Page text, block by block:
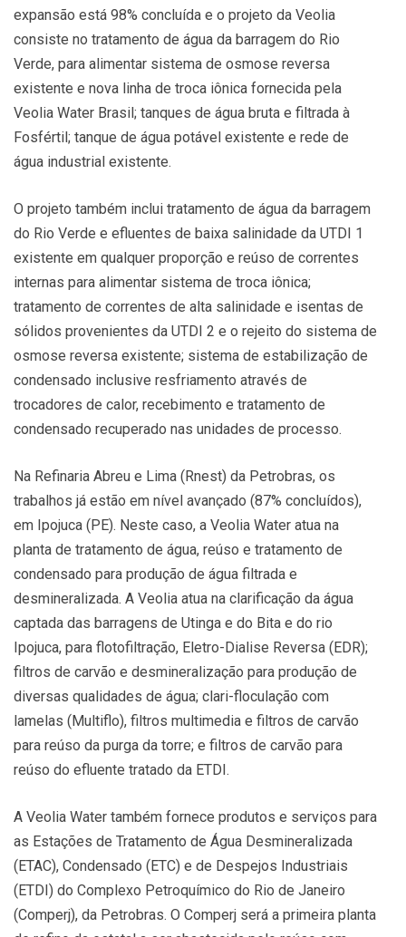
expansão está 98% concluída e o projeto da Veolia
consiste no tratamento de água da barragem do Rio
Verde, para alimentar sistema de osmose reversa
existente e nova linha de troca iônica fornecida pela
Veolia Water Brasil; tanques de água bruta e filtrada à
Fosfértil; tanque de água potável existente e rede de
água industrial existente.
O projeto também inclui tratamento de água da barragem
do Rio Verde e efluentes de baixa salinidade da UTDI 1
existente em qualquer proporção e reúso de correntes
internas para alimentar sistema de troca iônica;
tratamento de correntes de alta salinidade e isentas de
sólidos provenientes da UTDI 2 e o rejeito do sistema de
osmose reversa existente; sistema de estabilização de
condensado inclusive resfriamento através de
trocadores de calor, recebimento e tratamento de
condensado recuperado nas unidades de processo.
Na Refinaria Abreu e Lima (Rnest) da Petrobras, os
trabalhos já estão em nível avançado (87% concluídos),
em Ipojuca (PE). Neste caso, a Veolia Water atua na
planta de tratamento de água, reúso e tratamento de
condensado para produção de água filtrada e
desmineralizada. A Veolia atua na clarificação da água
captada das barragens de Utinga e do Bita e do rio
Ipojuca, para flotofiltração, Eletro-Dialise Reversa (EDR);
filtros de carvão e desmineralização para produção de
diversas qualidades de água; clari-floculação com
lamelas (Multiflo), filtros multimedia e filtros de carvão
para reúso da purga da torre; e filtros de carvão para
reúso do efluente tratado da ETDI.
A Veolia Water também fornece produtos e serviços para
as Estações de Tratamento de Água Desmineralizada
(ETAC), Condensado (ETC) e de Despejos Industriais
(ETDI) do Complexo Petroquímico do Rio de Janeiro
(Comperj), da Petrobras. O Comperj será a primeira planta